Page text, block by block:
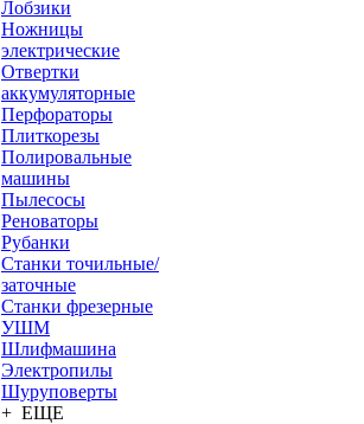
Лобзики
Ножницы
электрические
Отвертки
аккумуляторные
Перфораторы
Плиткорезы
Полировальные
машины
Пылесосы
Реноваторы
Рубанки
Станки точильные/
заточные
Станки фрезерные
УШМ
Шлифмашина
Электропилы
Шуруповерты
+ ЕЩЕ